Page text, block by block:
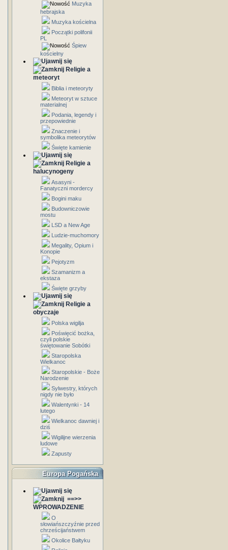
Muzyka
hebrajska
Muzyka kościelna
Początki polifonii
PL
Śpiew
kościelny
Religie a
meteoryt
Biblia i meteoryty
Meteoryt w sztuce
materialnej
Podania, legendy i
przepowiednie
Znaczenie i
symbolika meteorytów
Święte kamienie
Religie a
halucynogeny
Asasyni -
Fanatyczni mordercy
Bogini maku
Budowniczowie
mostu
LSD a New Age
Ludzie-muchomory
Megality, Opium i
Konopie
Pejotyzm
Szamanizm a
ekstaza
Święte grzyby
Religie a
obyczaje
Polska wigilja
Poświęcić bożka,
czyli polskie
świętowanie Sobótki
Staropolska
Wielkanoc
Staropolskie - Boże
Narodzenie
Sylwestry, których
nigdy nie było
Walentynki - 14
lutego
Wielkanoc dawniej i
dziś
Wigilijne wierzenia
ludowe
Zapusty
Europa Pogańska
==>>
WPROWADZENIE
O
słowiańszczyźnie przed
chrześcijaństwem
Okolice Bałtyku